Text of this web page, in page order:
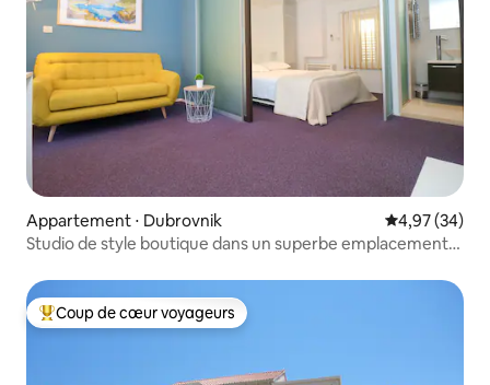
Appartement ⋅ Dubrovnik Évaluation
4,97 (34)
Studio de style boutique dans un superbe emplacement
Coups de cœur voyageurs les plus appréciés
Coup de cœur voyageurs